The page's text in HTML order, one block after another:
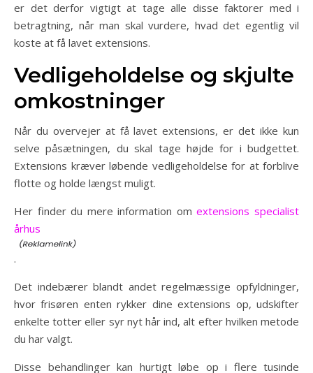
er det derfor vigtigt at tage alle disse faktorer med i
betragtning, når man skal vurdere, hvad det egentlig vil
koste at få lavet extensions.
Vedligeholdelse og skjulte
omkostninger
Når du overvejer at få lavet extensions, er det ikke kun
selve påsætningen, du skal tage højde for i budgettet.
Extensions kræver løbende vedligeholdelse for at forblive
flotte og holde længst muligt.
Her finder du mere information omextensions specialist
århus
.
Det indebærer blandt andet regelmæssige opfyldninger,
hvor frisøren enten rykker dine extensions op, udskifter
enkelte totter eller syr nyt hår ind, alt efter hvilken metode
du har valgt.
Disse behandlinger kan hurtigt løbe op i flere tusinde